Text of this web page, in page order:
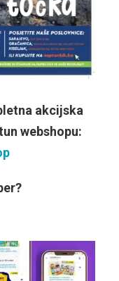
akcijska
webshopu: